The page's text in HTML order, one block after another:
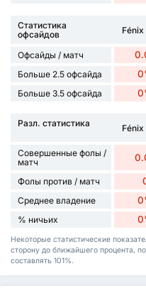
Статистика
офсайдов
Fénix
Офсайды / матч
Больше 2.5 офсайда
Больше 3.5 офсайда
Разл. статистика Fénix
Совершенные фолы /
матч
Фолы против / матч
Среднее владение
% ничьих
Некоторые статистические
сторону до ближайшего процента,
составлять 101%.